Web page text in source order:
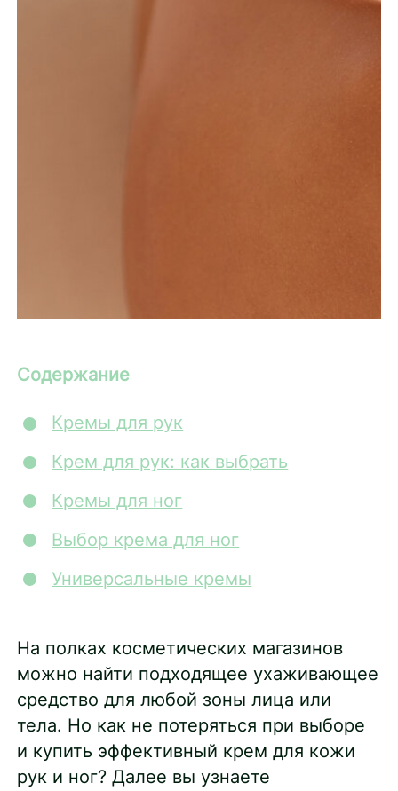
Содержание
Кремы для рук
Крем для рук: как выбрать
Кремы для ног
Выбор крема для ног
Универсальные кремы
На полках косметических магазинов
можно найти подходящее ухаживающее
средство для любой зоны лица или
тела. Но как не потеряться при выборе
и купить эффективный крем для кожи
рук и ног? Далее вы узнаете